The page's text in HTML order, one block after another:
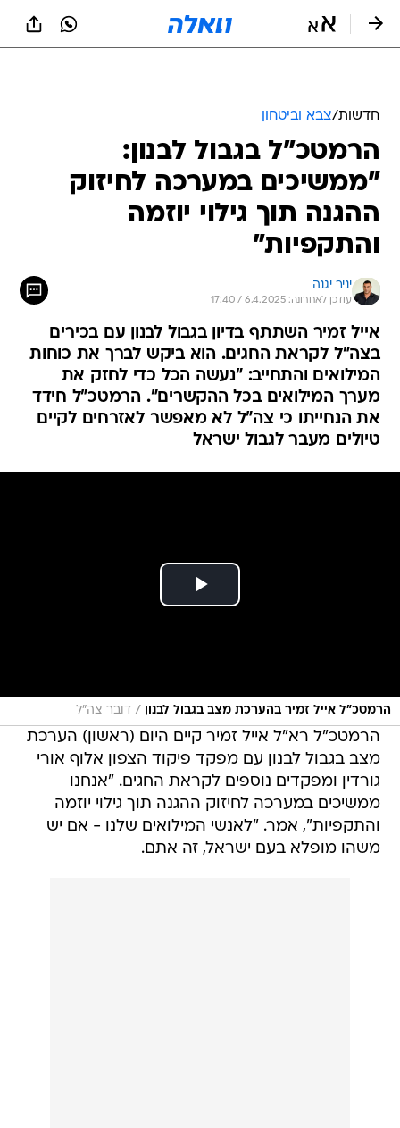
הרמטכ"ל בגבול לבנון:
"ממשיכים במערכה לחיזוק
ההגנה תוך גילוי יוזמה
והתקפיות"
יניר יגנה
עודכן לאחרונה: 6.4.2025 / 17:40
אייל זמיר השתתף בדיון בגבול לבנון עם בכירים
בצה"ל לקראת החגים. הוא ביקש לברך את כוחות
המילואים והתחייב: "נעשה הכל כדי לחזק את
מערך המילואים בכל ההקשרים". הרמטכ"ל חידד
את הנחייתו כי צה"ל לא מאפשר לאזרחים לקיים
טיולים מעבר לגבול ישראל
הרמטכ"ל רא"ל אייל זמיר קיים היום (ראשון) הערכת
מצב בגבול לבנון עם מפקד פיקוד הצפון אלוף אורי
גורדין ומפקדים נוספים לקראת החגים. "אנחנו
ממשיכים במערכה לחיזוק ההגנה תוך גילוי יוזמה
והתקפיות", אמר. "לאנשי המילואים שלנו - אם יש
משהו מופלא בעם ישראל, זה אתם.